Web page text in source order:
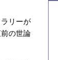
リーが
の世論